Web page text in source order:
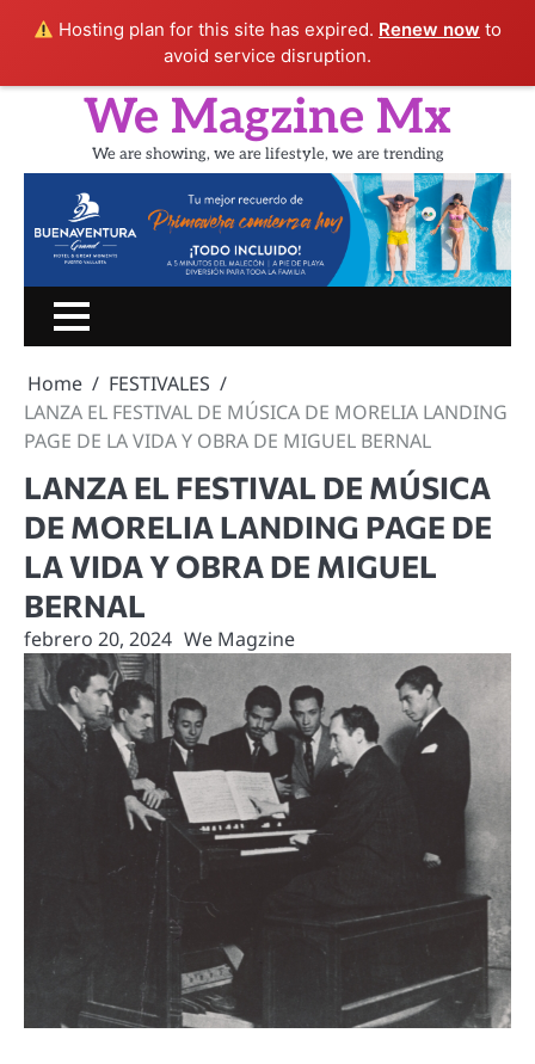
Hosting plan for this site has expired. Renew now to
avoid service disruption.
We Magzine Mx
We are showing, we are lifestyle, we are trending
RATITO
Home
FESTIVALES
LANZA EL FESTIVAL DE MÚSICA DE MORELIA LANDING
PAGE DE LA VIDA Y OBRA DE MIGUEL BERNAL
LANZA EL FESTIVAL DE MÚSICA
DE MORELIA LANDING PAGE DE
LA VIDA Y OBRA DE MIGUEL
BERNAL
febrero 20, 2024 We Magzine